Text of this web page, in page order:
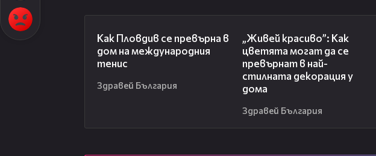
Как Пловдив се превърна в
дом на международния
тенис
Здравей България
„Живей красиво”: Как
цветята могат да се
превърнат в най-
стилната декорация у
дома
Здравей България